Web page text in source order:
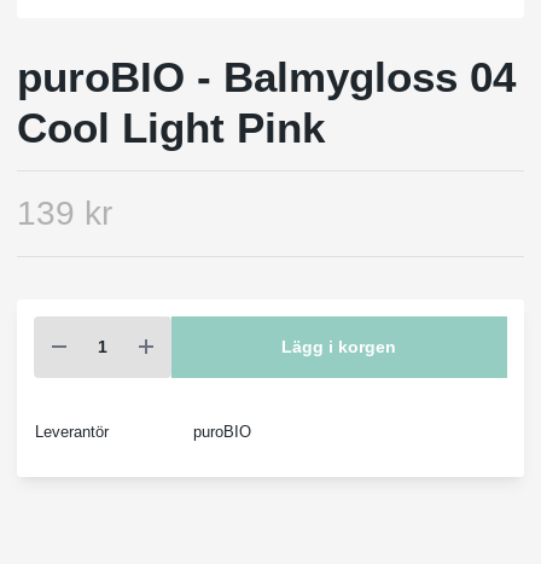
puroBIO - Balmygloss 04
Cool Light Pink
139 kr
Lägg i korgen
Leverantör puroBIO